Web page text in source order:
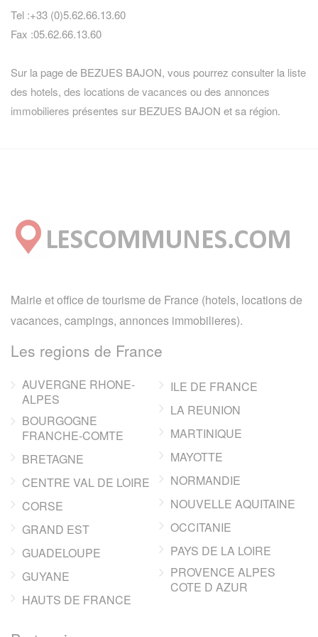
Tel :+33 (0)5.62.66.13.60
Fax :05.62.66.13.60
Sur la page de BEZUES BAJON, vous pourrez consulter la liste
des hotels, des locations de vacances ou des annonces
immobilieres présentes sur BEZUES BAJON et sa région.
Mairie et office de tourisme de France (hotels, locations de
vacances, campings, annonces immobilieres).
Les regions de France
AUVERGNE RHONE-
ALPES
BOURGOGNE
FRANCHE-COMTE
BRETAGNE
CENTRE VAL DE LOIRE
CORSE
GRAND EST
GUADELOUPE
GUYANE
HAUTS DE FRANCE
ILE DE FRANCE
LA REUNION
MARTINIQUE
MAYOTTE
NORMANDIE
NOUVELLE AQUITAINE
OCCITANIE
PAYS DE LA LOIRE
PROVENCE ALPES
COTE D AZUR